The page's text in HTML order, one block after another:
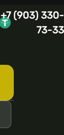
+7 (903) 330-
73-33